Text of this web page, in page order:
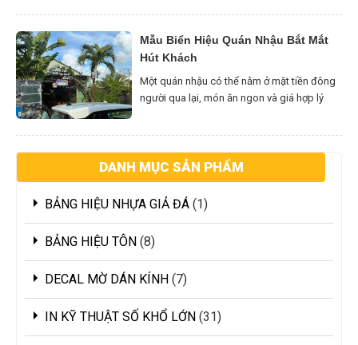
đảm bảo an toàn lao động và nâng cao hình
[…]
Mẫu Biển Hiệu Quán Nhậu Bắt Mắt
Hút Khách
Một quán nhậu có thể nằm ở mặt tiền đông
người qua lại, món ăn ngon và giá hợp lý
tuyến đường đông hàng quán tại khu vực
Bình […]
DANH MỤC SẢN PHẨM
BẢNG HIỆU NHỰA GIẢ ĐÁ 1
BẢNG HIỆU TÔN 8
DECAL MỜ DÁN KÍNH 7
IN KỸ THUẬT SỐ KHỔ LỚN 31